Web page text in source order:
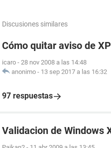
Discusiones similares
Cómo quitar aviso de
icaro - 28 nov 2008 a las 14:48
anonimo - 13 sep 2017 a las 16:32
97 respuestas
Validacion de Windows